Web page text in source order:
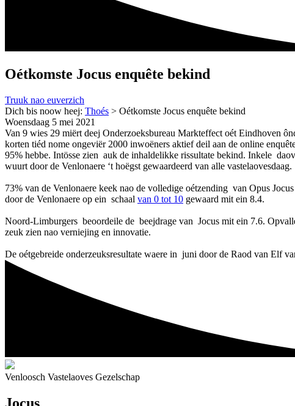
Oétkomste Jocus enquête bekind
Truuk nao euverzich
Dich bis noow heej: Thoés > Oétkomste Jocus enquête bekind
Woensdaag 5 mei 2021
Van 9 wies 29 miërt deej Onderzoeksbureau Markteffect oét Eindhoven
korten tiéd nome ongeviër 2000 inwoëners aktief deil aan de online
95% hebbe. Intösse zien auk de inhaldelikke rissultate bekind. Inkele
wuurt door de Venlonaere ‘t hoëgst gewaardeerd van alle vastelaovesdaag.
73% van de Venlonaere keek nao de volledige oétzending van Opus
door de Venlonaere op ein schaal van 0 tot 10 gewaard mit ein 8.4.
Noord-Limburgers beoordeile de beejdrage van Jocus mit ein 7.6.
zeuk zien nao verniejing en innovatie.
De oétgebreide onderzeuksresultate waere in juni door de Raod van Elf
Venloosch Vastelaoves Gezelschap